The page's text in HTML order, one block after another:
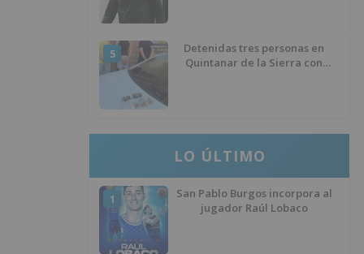
5
Detenidas tres personas en
Quintanar de la Sierra con
LO ÚLTIMO
1
San Pablo Burgos incorpora al
jugador Raúl Lobaco